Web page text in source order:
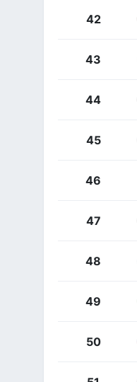
42
43
44
45
46
47
48
49
50